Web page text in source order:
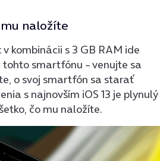
naložíte
v kombinácii s 3 GB RAM ide
smartfónu – venujte sa
o svoj smartfón sa starať
s najnovším iOS 13 je plynulý
čo mu naložíte.